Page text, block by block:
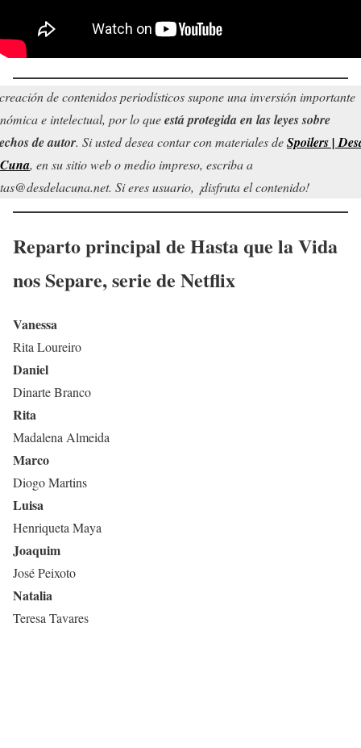
de contenidos periodísticos supone una inversión importante
e intelectual, por lo queestá protegida en las leyes sobre
de autor. Si usted desea contar con materiales deSpoilers |
, en su sitio web o medio impreso, escriba a
Si eres usuario, ¡disfruta el contenido!
Reparto principal de Hasta que la Vida
nos Separe, serie de Netflix
Vanessa
Rita Loureiro
Daniel
Dinarte Branco
Rita
Madalena Almeida
Marco
Diogo Martins
Luisa
Henriqueta Maya
Joaquim
José Peixoto
Natalia
Teresa Tavares